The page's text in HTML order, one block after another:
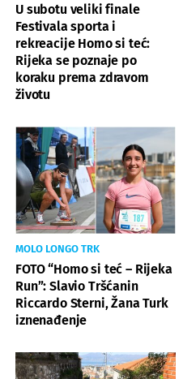
U subotu veliki finale
Festivala sporta i
rekreacije Homo si teć:
Rijeka se poznaje po
koraku prema zdravom
životu
MOLO LONGO TRK
FOTO “Homo si teć – Rijeka
Run”: Slavio Tršćanin
Riccardo Sterni, Žana Turk
iznenađenje